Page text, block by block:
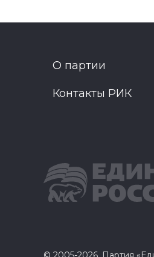
О партии
Контакты РИК